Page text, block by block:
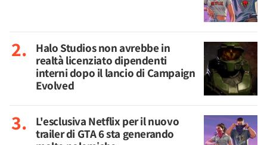
Halo Studios non avrebbe in
realtà licenziato dipendenti
interni dopo il lancio di Campaign
Evolved
L'esclusiva Netflix per il nuovo
trailer di GTA 6 sta generando